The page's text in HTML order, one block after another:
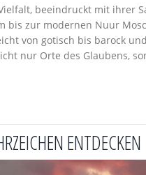
beeindruckt mit ihrer
bis zur modernen Nuur
von gotisch bis barock
nur Orte des Glaubens,
ENTDECKEN